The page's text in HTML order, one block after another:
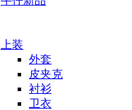
上装
外套
皮夹克
衬衫
卫衣